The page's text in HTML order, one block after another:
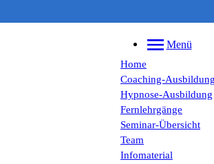
Menü
Home
Coaching-Ausbildung
Hypnose-Ausbildung
Fernlehrgänge
Seminar-Übersicht
Team
Infomaterial